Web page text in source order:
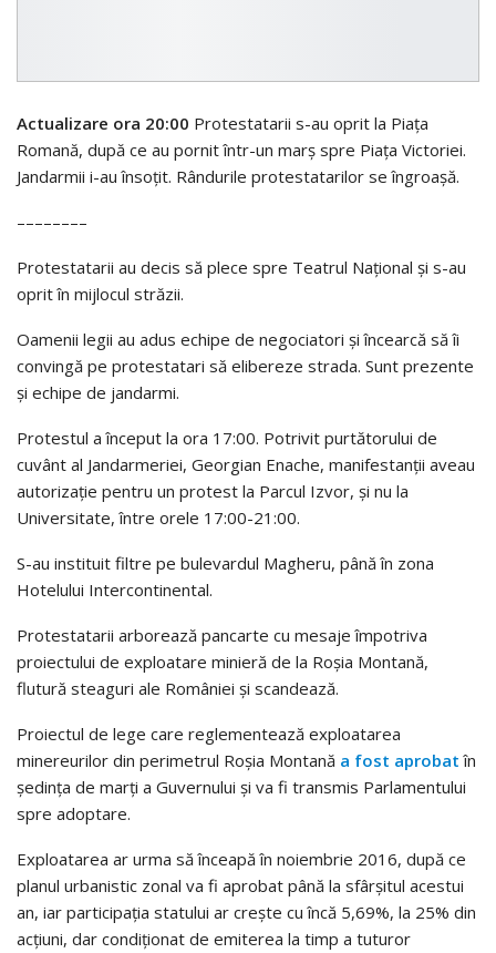
Actualizare ora 20:00 Protestatarii s-au oprit la Piața
Romană, după ce au pornit într-un marș spre Piața Victoriei.
Jandarmii i-au însoțit. Rândurile protestatarilor se îngroașă.
––––––––
Protestatarii au decis să plece spre Teatrul Național și s-au
oprit în mijlocul străzii.
Oamenii legii au adus echipe de negociatori şi încearcă să îi
convingă pe protestatari să elibereze strada. Sunt prezente
şi echipe de jandarmi.
Protestul a început la ora 17:00. Potrivit purtătorului de
cuvânt al Jandarmeriei, Georgian Enache, manifestanții aveau
autorizație pentru un protest la Parcul Izvor, şi nu la
Universitate, între orele 17:00-21:00.
S-au instituit filtre pe bulevardul Magheru, până în zona
Hotelului Intercontinental.
Protestatarii arborează pancarte cu mesaje împotriva
proiectului de exploatare minieră de la Roşia Montană,
flutură steaguri ale României şi scandează.
Proiectul de lege care reglementează exploatarea
minereurilor din perimetrul Roşia Montană a fost aprobat în
şedinţa de marţi a Guvernului şi va fi transmis Parlamentului
spre adoptare.
Exploatarea ar urma să înceapă în noiembrie 2016, după ce
planul urbanistic zonal va fi aprobat până la sfârşitul acestui
an, iar participaţia statului ar creşte cu încă 5,69%, la 25% din
acţiuni, dar condiţionat de emiterea la timp a tuturor